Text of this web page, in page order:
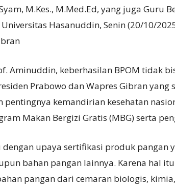
M.Kes., M.Med.Ed, yang juga Guru
Hasanuddin, Senin (20/10/
Aminuddin, keberhasilan BPOM tidak
Prabowo dan Wapres Gibran yang
pentingnya kemandirian kesehatan
Makan Bergizi Gratis (MBG) serta
dengan upaya sertifikasi produk pangan
bahan pangan lainnya. Karena hal
pangan dari cemaran biologis,